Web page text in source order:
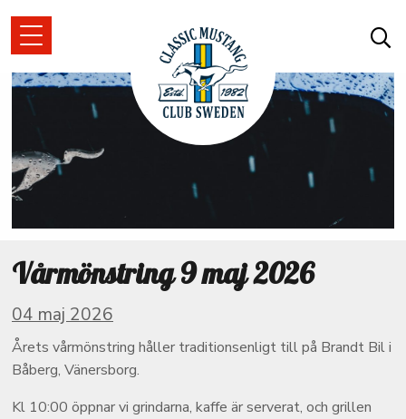
Vårmönstring 9 maj 2026
04 maj 2026
Årets vårmönstring håller traditionsenligt till på Brandt Bil i
Båberg, Vänersborg.
Kl 10:00 öppnar vi grindarna, kaffe är serverat, och grillen